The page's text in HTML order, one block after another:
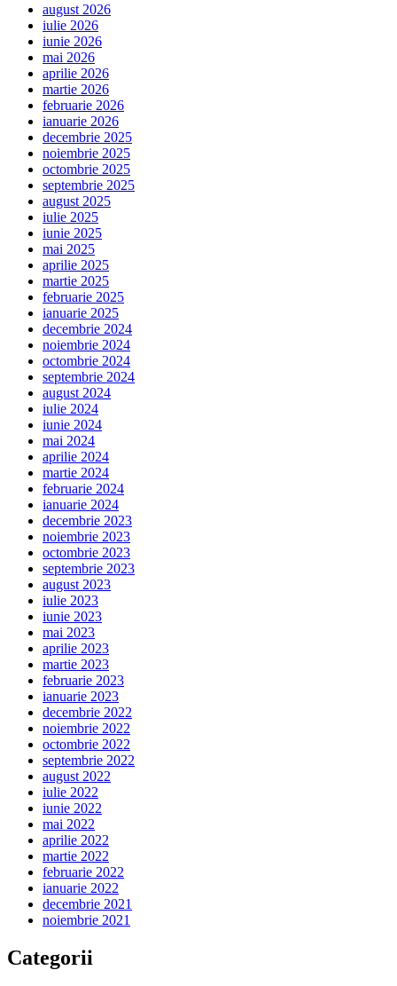
august 2026
iulie 2026
iunie 2026
mai 2026
aprilie 2026
martie 2026
februarie 2026
ianuarie 2026
decembrie 2025
noiembrie 2025
octombrie 2025
septembrie 2025
august 2025
iulie 2025
iunie 2025
mai 2025
aprilie 2025
martie 2025
februarie 2025
ianuarie 2025
decembrie 2024
noiembrie 2024
octombrie 2024
septembrie 2024
august 2024
iulie 2024
iunie 2024
mai 2024
aprilie 2024
martie 2024
februarie 2024
ianuarie 2024
decembrie 2023
noiembrie 2023
octombrie 2023
septembrie 2023
august 2023
iulie 2023
iunie 2023
mai 2023
aprilie 2023
martie 2023
februarie 2023
ianuarie 2023
decembrie 2022
noiembrie 2022
octombrie 2022
septembrie 2022
august 2022
iulie 2022
iunie 2022
mai 2022
aprilie 2022
martie 2022
februarie 2022
ianuarie 2022
decembrie 2021
noiembrie 2021
Categorii